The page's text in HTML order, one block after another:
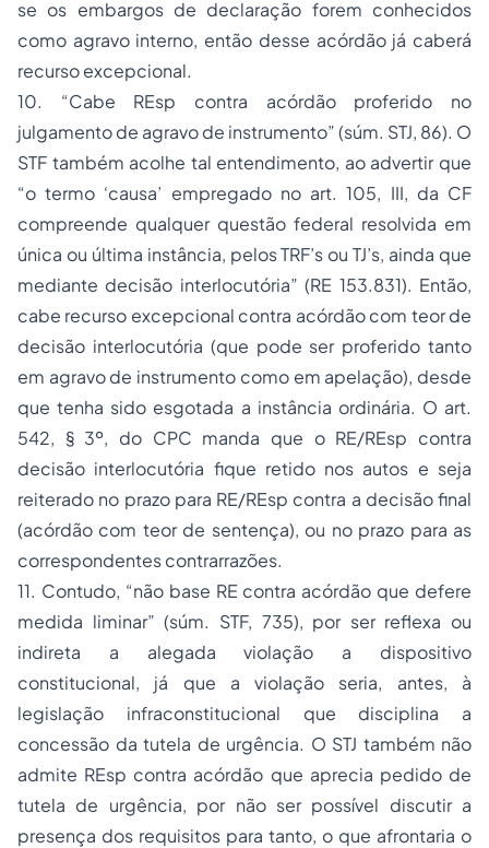
se os embargos de declaração forem conhecidos
como agravo interno, então desse acórdão já caberá
recurso excepcional.
10. “Cabe REsp contra acórdão proferido no
julgamento de agravo de instrumento” (súm. STJ, 86). O
STF também acolhe tal entendimento, ao advertir que
“o termo ‘causa’ empregadono art. 105, III, da CF
compreende qualquer questão federal resolvida em
única ou última instância, pelos TRF’s ou TJ’s, ainda que
mediante decisão interlocutória” (RE 153.831). Então,
cabe recurso excepcional contra acórdão com teor de
decisão interlocutória (que pode ser proferido tanto
em agravo de instrumento como em apelação), desde
que tenha sido esgotada a instância ordinária. O art.
542, § 3º, do CPC manda que o RE/REsp contra
decisão interlocutória fique retido nos autos e seja
reiterado no prazo para RE/REsp contra a decisão final
(acórdão com teor de sentença), ou no prazo para as
correspondentes contrarrazões.
11. Contudo, “não base RE contra acórdão que defere
medida liminar” (súm. STF, 735), por ser reflexa ou
indireta a alegada violação a dispositivo
constitucional, já que a violação seria, antes, à
legislação infraconstitucional que disciplina a
concessão da tutela de urgência. O STJ também não
admite REsp contra acórdão que aprecia pedido de
tutela de urgência, por não ser possível discutir a
presença dos requisitos para tanto, o que afrontaria o